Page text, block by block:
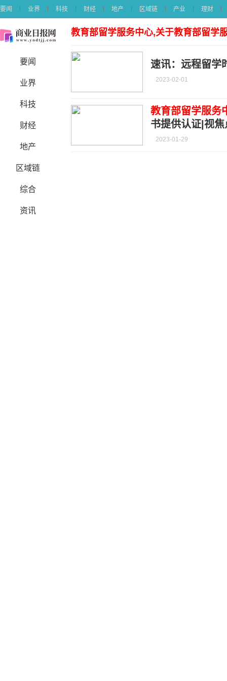
要闻 业界 科技 财经 地产 区域链 产业 理财
要闻
业界
科技
财经
地产
区域链
综合
资讯
教育部留学服务中心,关于教育部留学
速讯：远程留学
2023-02-01
教育部留学服务
书提供认证|视焦
2023-01-29